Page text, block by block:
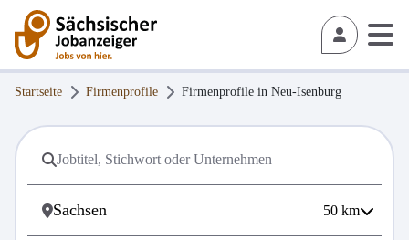
Startseite Firmenprofile Firmenprofile in Neu-Isenburg
50 km